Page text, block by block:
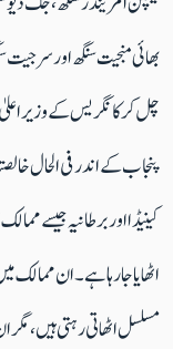
بھائی منجیت سنگھ اور
چل کر کانگریس کے وزیر
پنجاب کے اندرفی الحال
کینیڈا اور برطانیہ جیسے
اٹھایا جا رہا ہے۔ ان
مسلسل اٹھا تی رہتی ہیں،